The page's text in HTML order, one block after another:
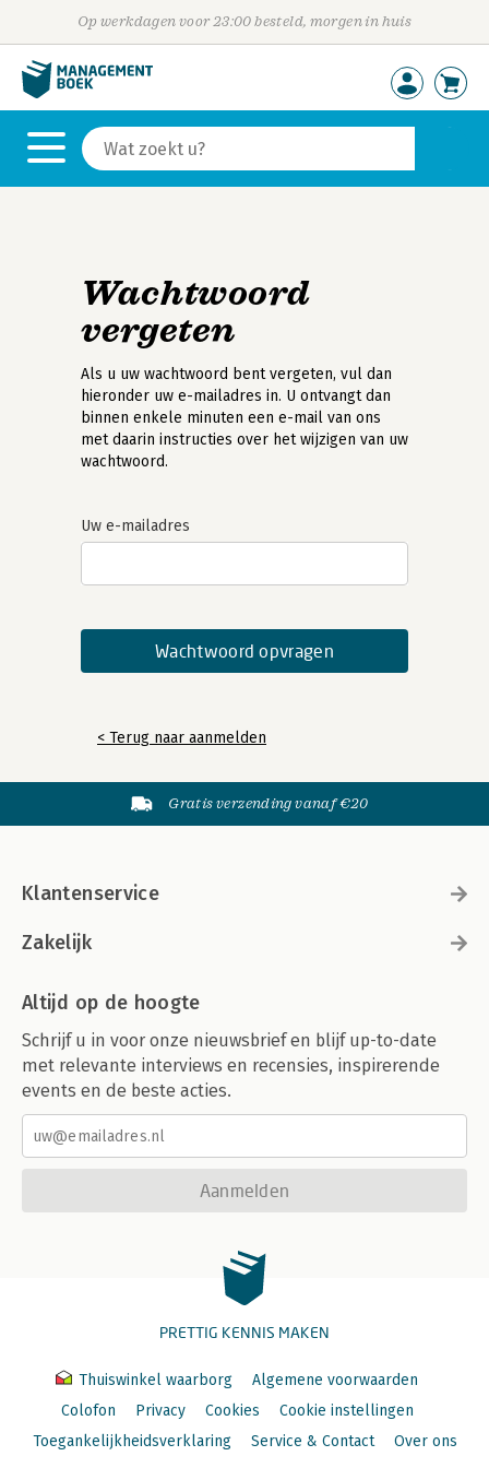
Op werkdagen voor 23:00 besteld, morgen in huis
Wachtwoord
vergeten
Als u uw wachtwoord bent vergeten, vul dan
hieronder uw e-mailadres in. U ontvangt dan
binnen enkele minuten een e-mail van ons
met daarin instructies over het wijzigen van uw
wachtwoord.
Uw e-mailadres
< Terug naar aanmelden
Gratis verzending vanaf €20
Klantenservice
Zakelijk
Altijd op de hoogte
Schrijf u in voor onze nieuwsbrief en blijf up-to-date
met relevante interviews en recensies, inspirerende
events en de beste acties.
Aanmelden
PRETTIG KENNIS MAKEN
Thuiswinkel waarborg
Algemene voorwaarden
Colofon
Privacy Cookies
Cookie instellingen
Toegankelijkheidsverklaring
Service & Contact Over ons